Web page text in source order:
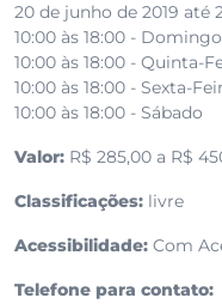
20 de junho de 2019 até
10:00 às 18:00 - Domingo
10:00 às 18:00 - Quinta-
10:00 às 18:00 - Sexta-
10:00 às 18:00 - Sábado
Valor: R$ 285,00 a R$
Classificações: livre
Acessibilidade: Com
Telefone para contato: